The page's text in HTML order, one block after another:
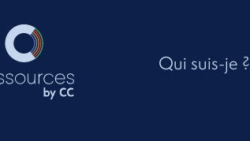
Qui suis-je ?